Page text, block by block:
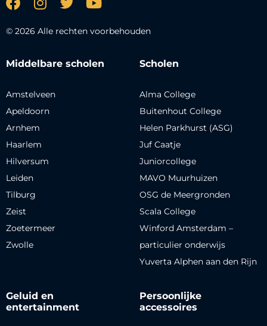
© 2026 Alle rechten voorbehouden
Middelbare scholen
Amstelveen
Apeldoorn
Arnhem
Haarlem
Hilversum
Leiden
Tilburg
Zeist
Zoetermeer
Zwolle
Scholen
Alma College
Buitenhout College
Helen Parkhurst (ASG)
Juf Caatje
Juniorcollege
MAVO Muurhuizen
OSG de Meergronden
Scala College
Winford Amsterdam –
particulier onderwijs
Yuverta Alphen aan den Rijn
Geluid en
entertainment
Persoonlijke
accessoires